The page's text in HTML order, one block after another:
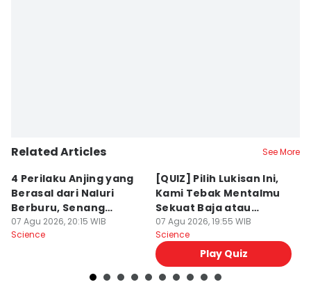
Related Articles See More
4 Perilaku Anjing yang
Berasal dari Naluri
Berburu, Senang
Mengejar!
07 Agu 2026, 20:15 WIB
Science
[QUIZ] Pilih Lukisan Ini,
Kami Tebak Mentalmu
Sekuat Baja atau
Sebaliknya
07 Agu 2026, 19:55 WIB
Science
Play Quiz